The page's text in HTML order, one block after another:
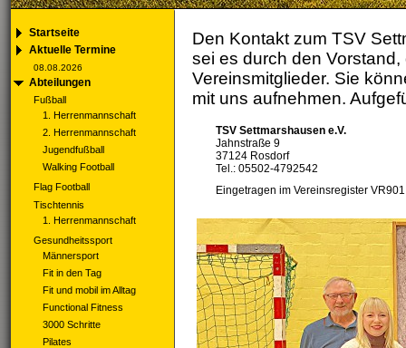
Startseite
Aktuelle Termine
08.08.2026
Abteilungen
Fußball
1. Herrenmannschaft
2. Herrenmannschaft
Jugendfußball
Walking Football
Flag Football
Tischtennis
1. Herrenmannschaft
Gesundheitssport
Männersport
Fit in den Tag
Fit und mobil im Alltag
Functional Fitness
3000 Schritte
Pilates
Den Kontakt zum TSV
sei es durch den
Vereinsmitglieder. Sie
mit uns aufnehmen.
TSV Settmarshausen e.V.
Jahnstraße 9
37124 Rosdorf
Tel.: 05502-4792542
Eingetragen im Vereinsregister